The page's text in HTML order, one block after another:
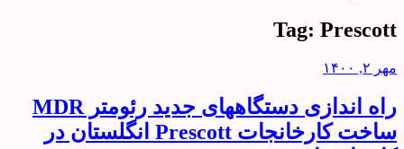
Tag: Prescott
مهر ۲, ۱۴۰۰
راه اندازی دستگاههای جدید رئومتر MDR
ساخت کارخانجات Prescott انگلستان در